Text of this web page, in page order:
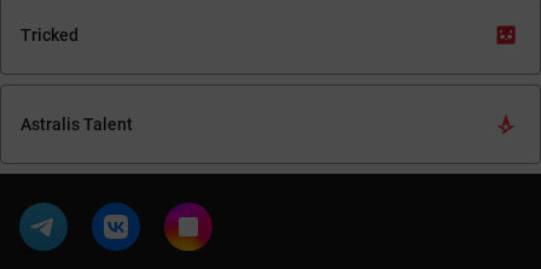
Tricked
Astralis Talent